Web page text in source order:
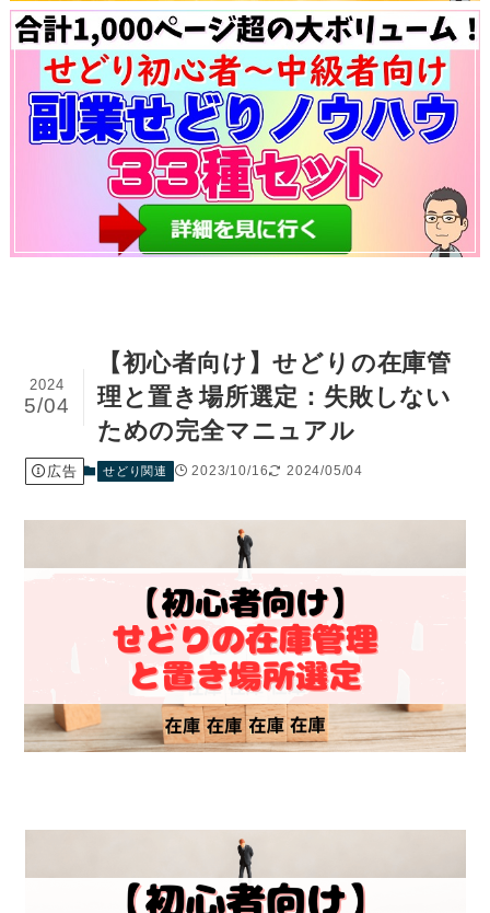
【初心者向け】せどりの在庫管
理と置き場所選定：失敗しない
ための完全マニュアル
2024
5/04
広告 せどり関連 2023/10/16 2024/05/04